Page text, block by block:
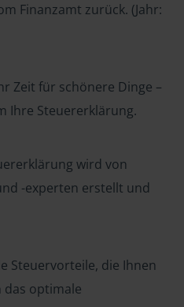
Finanzamt zurück. (Jahr:
Zeit für schönere Dinge –
Ihre Steuererklärung.
wird von
-experten erstellt und
Steuervorteile, die Ihnen
das optimale